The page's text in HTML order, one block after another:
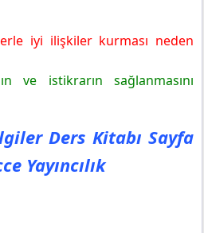
iyi ilişkiler kurması neden
ve istikrarın sağlanmasını
Ders Kitabı Sayfa
Yayıncılık